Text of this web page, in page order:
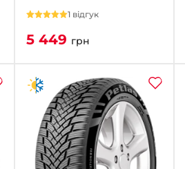
1 відгук
5 449 грн